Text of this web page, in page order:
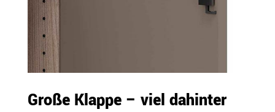
Große Klappe – viel dahinter